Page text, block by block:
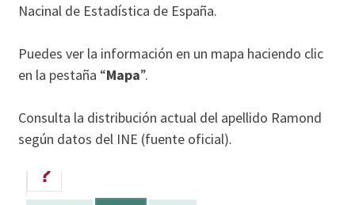
Nacinal de Estadística de España.
Puedes ver la información en un mapa haciendo clic
en la pestaña “Mapa”.
Consulta la distribución actual del apellido Ramond
según datos del INE (fuente oficial).